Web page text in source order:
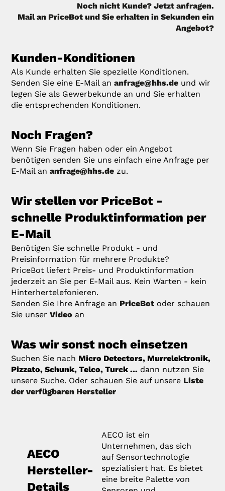
Noch nicht Kunde? Jetzt anfragen.
Mail an PriceBot und Sie erhalten in Sekunden ein
Angebot?
Kunden-Konditionen
Als Kunde erhalten Sie spezielle Konditionen.
Senden Sie eine E-Mail ananfrage@hhs.de und wir
legen Sie als Gewerbekunde an und Sie erhalten
die entsprechenden Konditionen.
Noch Fragen?
Wenn Sie Fragen haben oder ein Angebot
benötigen senden Sie uns einfach eine Anfrage per
E-Mail ananfrage@hhs.de zu.
Wir stellen vor PriceBot -
schnelle Produktinformation per
E-Mail
Benötigen Sie schnelle Produkt - und
Preisinformation für mehrere Produkte?
PriceBot liefert Preis- und Produktinformation
jederzeit an Sie per E-Mail aus. Kein Warten - kein
Hinterhertelefonieren.
Senden Sie Ihre Anfrage an PriceBot oder schauen
Sie unserVideo an
Was wir sonst noch einsetzen
Suchen Sie nach Micro Detectors, Murrelektronik,
Pizzato, Schunk, Telco, Turck ... dann nutzen Sie
unsere Suche. Oder schauen Sie auf unsere Liste
der verfügbaren Hersteller
AECO
Hersteller-
Details
AECO ist ein
Unternehmen, das sich
auf Sensortechnologie
spezialisiert hat. Es bietet
eine breite Palette von